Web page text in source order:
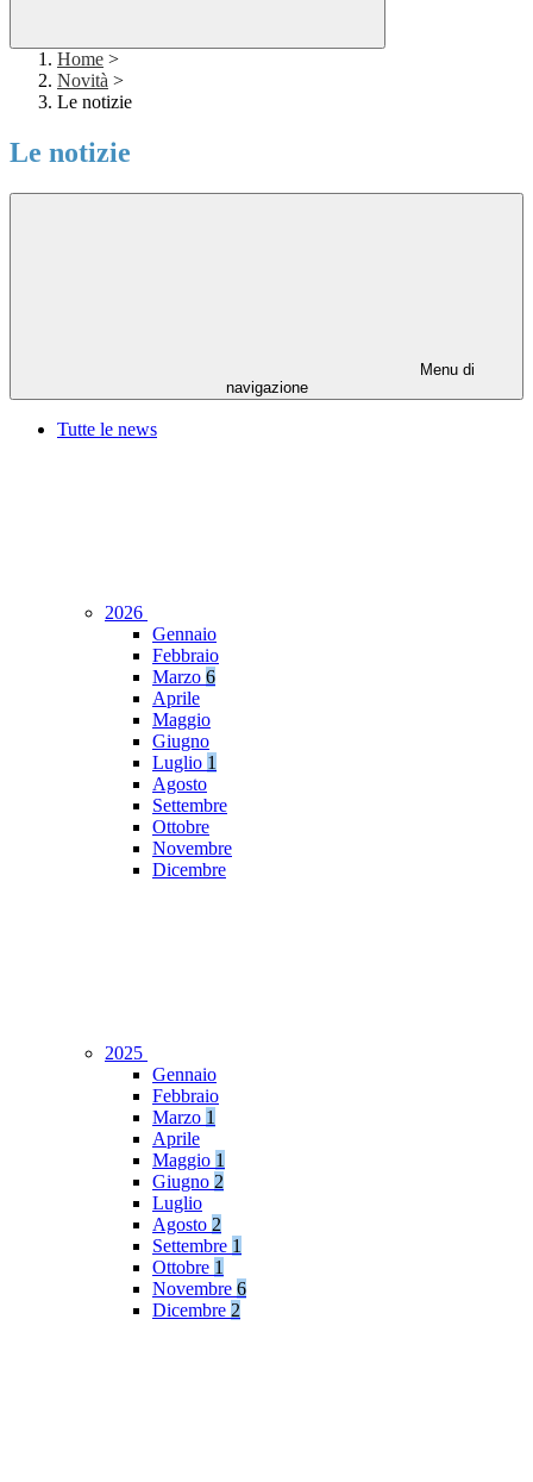
Home >
Novità >
Le notizie
Le notizie
Menu di
navigazione
Tutte le news
2026
Gennaio
Febbraio
Marzo 6
Aprile
Maggio
Giugno
Luglio 1
Agosto
Settembre
Ottobre
Novembre
Dicembre
2025
Gennaio
Febbraio
Marzo 1
Aprile
Maggio 1
Giugno 2
Luglio
Agosto 2
Settembre 1
Ottobre 1
Novembre 6
Dicembre 2